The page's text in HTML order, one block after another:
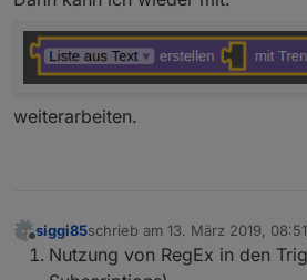
weiterarbeiten.
Offline
siggi85schrieb am 13. März 2019, 08:51
zuletzt editiert von siggi85
Nutzung von RegEx in den